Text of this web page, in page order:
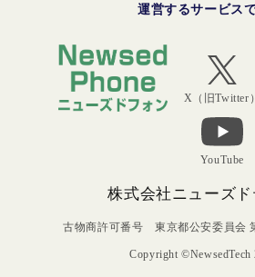
運営するサービス
X（旧Twitter）
YouTube
株式会社ニューズド
古物商許可番号 東京都公安委員会
Copyright ©NewsedTech